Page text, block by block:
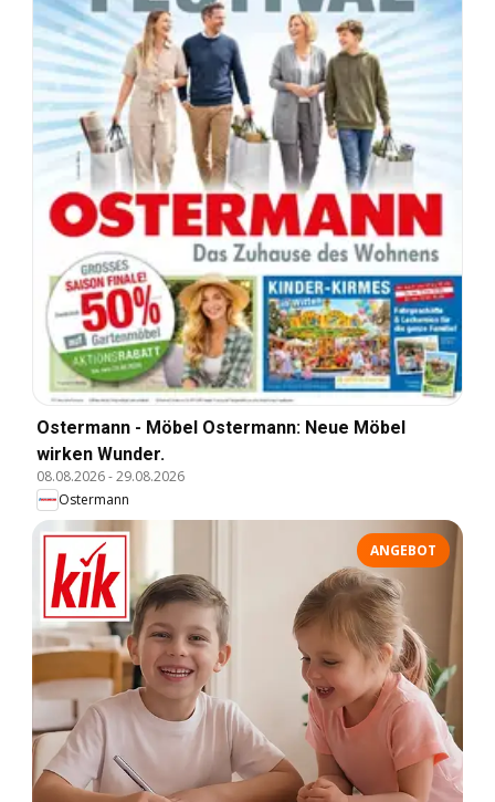
Ostermann - Möbel Ostermann: Neue Möbel
wirken Wunder.
08.08.2026-29.08.2026
Ostermann
ANGEBOT